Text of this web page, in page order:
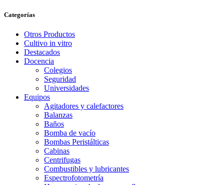
Categorías
Otros Productos
Cultivo in vitro
Destacados
Docencia
Colegios
Seguridad
Universidades
Equipos
Agitadores y calefactores
Balanzas
Baños
Bomba de vacío
Bombas Peristálticas
Cabinas
Centrifugas
Combustibles y lubricantes
Espectrofotometría